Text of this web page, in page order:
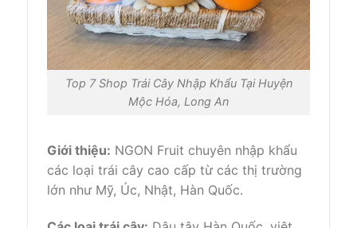
Top 7 Shop Trái Cây Nhập Khẩu Tại Huyện
Mộc Hóa, Long An
Giới thiệu: NGON Fruit chuyên nhập khẩu
các loại trái cây cao cấp từ các thị trường
lớn như Mỹ, Úc, Nhật, Hàn Quốc.